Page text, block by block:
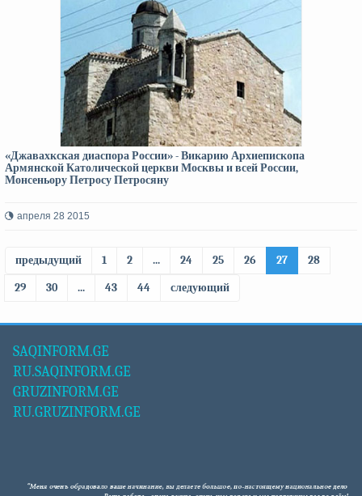
«Джавахкская диаспора России» - Викарию Архиепископа
Армянской Католической церкви Москвы и всей России,
Монсеньору Петросу Петросяну
апреля 28 2015
предыдущий 1 2 ... 24 25 26 27
28
29
30 ... 43 44 следующий
SAQINFORM.GE
RU.SAQINFORM.GE
GRUZINFORM.GE
RU.GRUZINFORM.GE